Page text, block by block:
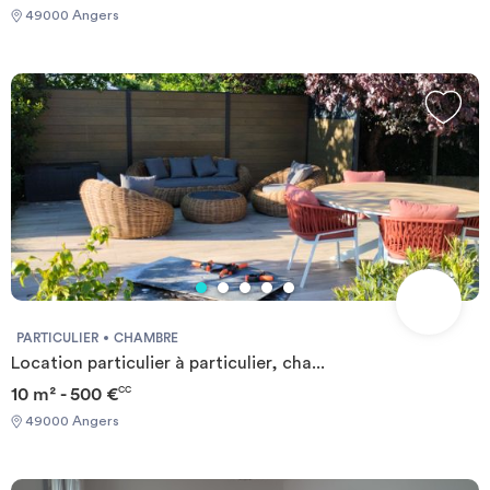
logements réservables est mise à jour chaque jour, mais peut ne
49000 Angers
PARTICULIER CHAMBRE
Location particulier à particulier, cha...
10 m² - 500 €CC
49000 Angers